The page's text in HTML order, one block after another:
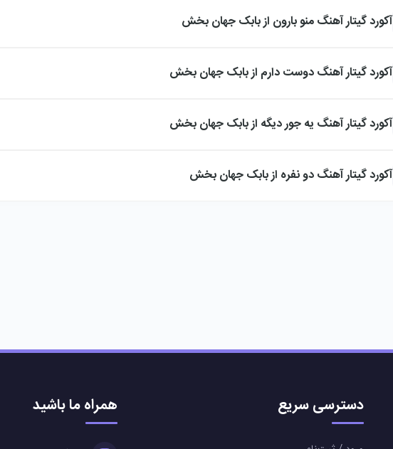
آکورد گیتار آهنگ منو بارون از بابک جهان بخش
آکورد گیتار آهنگ دوست دارم از بابک جهان بخش
آکورد گیتار آهنگ یه جور دیگه از بابک جهان بخش
آکورد گیتار آهنگ دو نفره از بابک جهان بخش
دسترسی سریع همراه ما باشید